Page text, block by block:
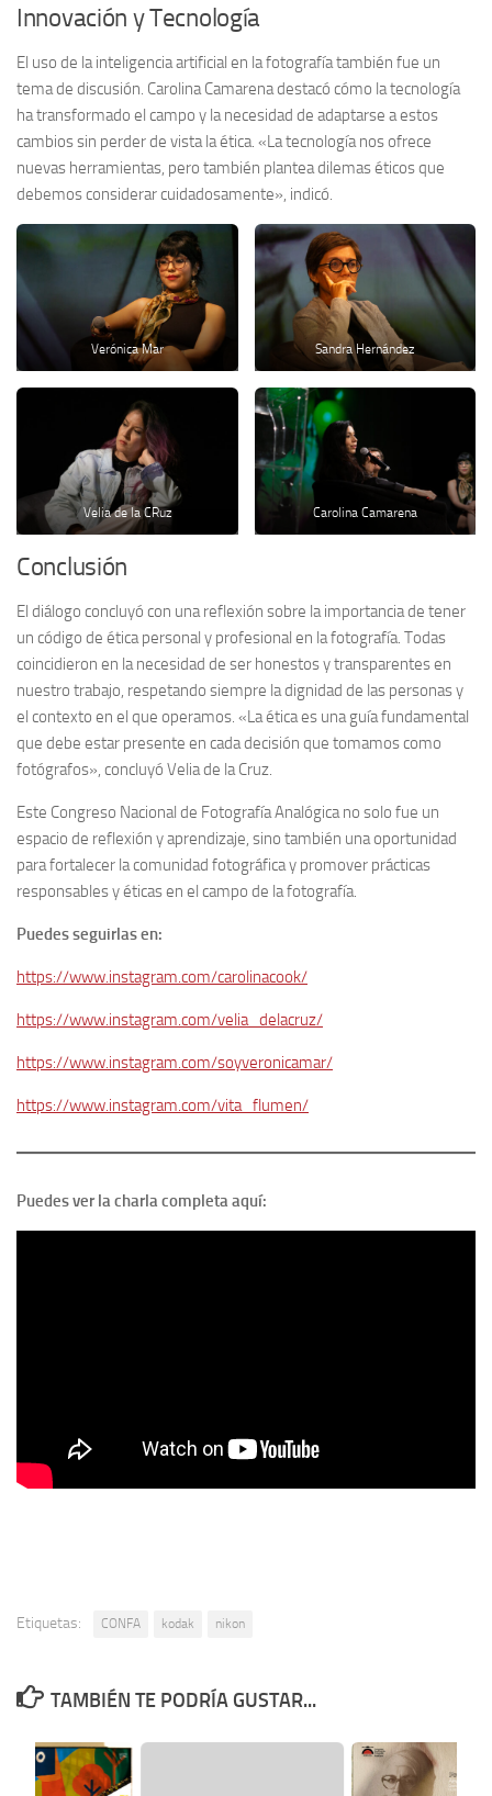
Innovación y Tecnología
El uso de la inteligencia artificial en la fotografía también fue un
tema de discusión. Carolina Camarena destacó cómo la tecnología
ha transformado el campo y la necesidad de adaptarse a estos
cambios sin perder de vista la ética. «La tecnología nos ofrece
nuevas herramientas, pero también plantea dilemas éticos que
debemos considerar cuidadosamente», indicó.
Verónica Mar Sandra Hernández
Velia de la CRuz Carolina Camarena
Conclusión
El diálogo concluyó con una reflexión sobre la importancia de tener
un código de ética personal y profesional en la fotografía. Todas
coincidieron en la necesidad de ser honestos y transparentes en
nuestro trabajo, respetando siempre la dignidad de las personas y
el contexto en el que operamos. «La ética es una guía fundamental
que debe estar presente en cada decisión que tomamos como
fotógrafos», concluyó Velia de la Cruz.
Este Congreso Nacional de Fotografía Analógica no solo fue un
espacio de reflexión y aprendizaje, sino también una oportunidad
para fortalecer la comunidad fotográfica y promover prácticas
responsables y éticas en el campo de la fotografía.
Puedes seguirlas en:
https://www.instagram.com/carolinacook/
https://www.instagram.com/velia_delacruz/
https://www.instagram.com/soyveronicamar/
https://www.instagram.com/vita_flumen/
Puedes ver la charla completa aquí:
Etiquetas: CONFA kodak nikon
TAMBIÉN TE PODRÍA GUSTAR...